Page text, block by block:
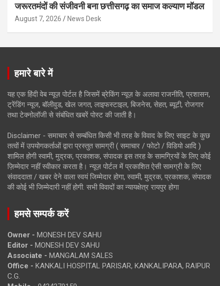
जरूरतमंदों की संजीवनी बना छत्तीसगढ़ का समाज कल्याण मॉडल
August 7, 2026 News Desk
हमारे बारे में
यह एक हिंदी वेब न्यूज़ पोर्टल है जिसमें ब्रेकिंग न्यूज़ के अलावा राजनीति, प्रशासन,
ट्रेंडिंग न्यूज, बॉलीवुड, खेल जगत, लाइफस्टाइल, बिजनेस, सेहत, ब्यूटी, रोजगार
तथा टेक्नोलॉजी से संबंधित खबरें पोस्ट की जाती है।
Disclaimer - समाचार से सम्बंधित किसी भी तरह के विवाद के लिए साइट के कुछ
तत्वों में उपयोगकर्ताओं द्वारा प्रस्तुत सामग्री ( समाचार / फोटो / विडियो आदि )
शामिल होगी स्वामी, मुद्रक, प्रकाशक, संपादक इस तरह के सामग्रियों के लिए कोई
ज़िम्मेदार नहीं स्वीकार करता है। न्यूज़ पोर्टल में प्रकाशित ऐसी सामग्री के लिए
संवाददाता / खबर देने वाला स्वयं जिम्मेदार होगा, स्वामी, मुद्रक, प्रकाशक, संपादक
की कोई भी जिम्मेदारी नहीं होगी. सभी विवादों का न्यायक्षेत्र रायपुर होगा
हमसे सम्पर्क करें
Owner - MONESH DEV SAHU
Editor - MONESH DEV SAHU
Associate - MANGALAM SALES
Office - KANKALI HOSPITAL PARISAR, KANKALIPARA, RAIPUR
C.G.